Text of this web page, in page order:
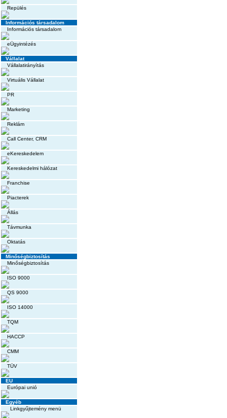
Repülés
Információs társadalom
Információs társadalom
eÜgyintézés
Vállalat
Vállalatirányítás
Virtuális Vállalat
PR
Marketing
Reklám
Call Center, CRM
eKereskedelem
Kereskedelmi hálózat
Franchise
Piacterek
Állás
Távmunka
Oktatás
Minőségbiztosítás
Minőségbiztosítás
ISO 9000
QS 9000
ISO 14000
TQM
HACCP
CMM
TÜV
EU
Európai unió
Egyéb
Linkgyűjtemény menü